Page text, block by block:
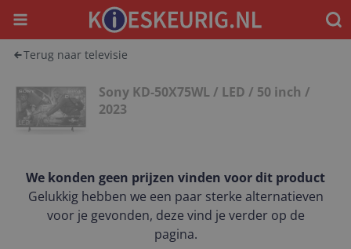
Menu
Terug naar televisie
Sony KD-50X75WL / LED / 50 inch /
2023
We konden geen prijzen vinden voor dit product
Gelukkig hebben we een paar sterke alternatieven
voor je gevonden, deze vind je verder op de
pagina.